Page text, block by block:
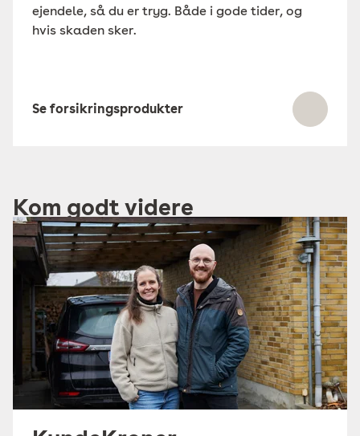
ejendele, så du er tryg. Både i gode tider, og
hvis skaden sker.
Se forsikringsprodukter
Kom godt videre